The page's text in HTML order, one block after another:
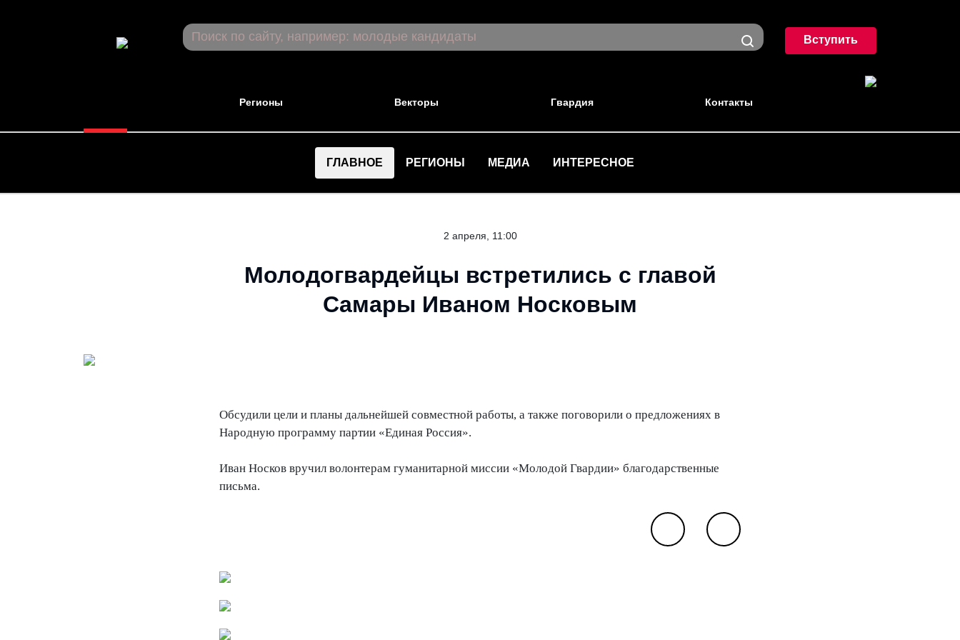
Вступить
Регионы Векторы Гвардия Контакты
ГЛАВНОЕ РЕГИОНЫ МЕДИА ИНТЕРЕСНОЕ
2 апреля, 11:00
Молодогвардейцы встретились с главой
Самары Иваном Носковым
Обсудили цели и планы дальнейшей совместной работы, а также поговорили о предложениях в
Народную программу партии «Единая Россия».
Иван Носков вручил волонтерам гуманитарной миссии «Молодой Гвардии» благодарственные
письма.